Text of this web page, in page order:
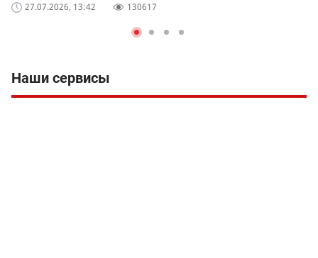
27.07.2026, 13:42 130617
Наши сервисы